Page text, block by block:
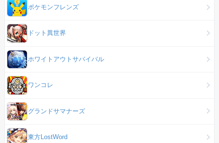
ポケモンフレンズ
ドット異世界
ホワイトアウトサバイバル
ワンコレ
グランドサマナーズ
東方LostWord